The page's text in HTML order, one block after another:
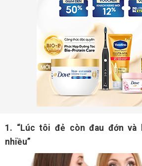
1. “Lúc tôi đẻ còn đau đớn và
nhiều”